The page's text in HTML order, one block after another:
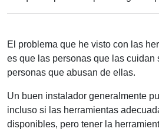
El problema que he visto con las
es que las personas que las cuidan
personas que abusan de ellas.
Un buen instalador generalmente
incluso si las herramientas
disponibles, pero tener la